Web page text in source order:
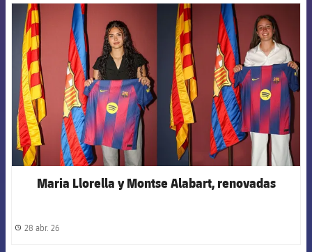
FCB Barcelona badge
Maria Llorella y Montse Alabart, renovadas
label.share.clock
28 abr. 26